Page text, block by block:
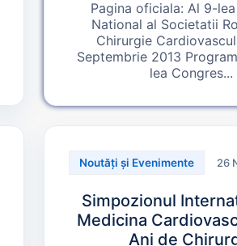
Pagina oficiala: Al 9-
National al Societatii
Chirurgie
Septembrie 2013
lea Congres...
Noutăți și Evenimente 26
Simpozionul
Medicina
Ani de